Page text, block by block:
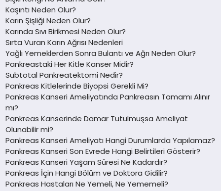
Kaşıntı Neden Olur?
Karın Şişliği Neden Olur?
Karında Sıvı Birikmesi Neden Olur?
Sırta Vuran Karın Ağrısı Nedenleri
Yağlı Yemeklerden Sonra Bulantı ve Ağrı Neden Olur?
Pankreastaki Her Kitle Kanser Midir?
Subtotal Pankreatektomi Nedir?
Pankreas Kitlelerinde Biyopsi Gerekli Mi?
Pankreas Kanseri Ameliyatında Pankreasın Tamamı Alınır
mı?
Pankreas Kanserinde Damar Tutulmuşsa Ameliyat
Olunabilir mi?
Pankreas Kanseri Ameliyatı Hangi Durumlarda Yapılamaz?
Pankreas Kanseri Son Evrede Hangi Belirtileri Gösterir?
Pankreas Kanseri Yaşam Süresi Ne Kadardır?
Pankreas İçin Hangi Bölüm ve Doktora Gidilir?
Pankreas Hastaları Ne Yemeli, Ne Yememeli?